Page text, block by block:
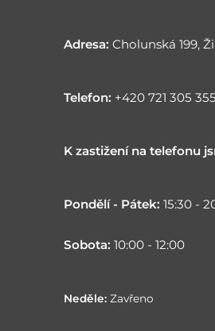
Adresa: Cholunská 199,
Telefon: +420 721 305 355
K zastižení na telefonu
Pondělí - Pátek: 15:30 -
Sobota: 10:00 - 12:00
Neděle: Zavřeno